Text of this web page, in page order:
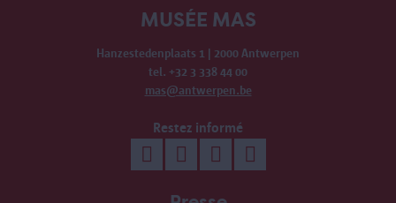
MUSÉE MAS
Hanzestedenplaats 1 | 2000 Antwerpen
tel. +32 3 338 44 00
mas@antwerpen.be
Restez informé